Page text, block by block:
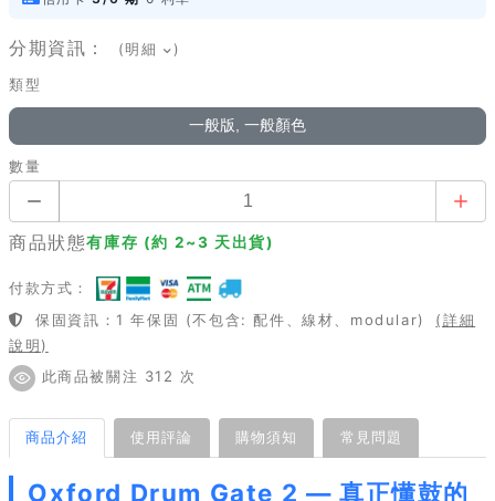
分期資訊： (明細 )
類型
一般版, 一般顏色
數量
商品狀態有庫存 (約 2~3 天出貨)
付款方式：
保固資訊：1 年保固 (不包含: 配件、線材、modular)
(詳細
說明)
此商品被關注 312 次
商品介紹 使用評論 購物須知 常見問題
Oxford Drum Gate 2 — 真正懂鼓的